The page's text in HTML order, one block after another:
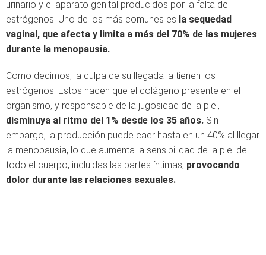
urinario y el aparato genital producidos por la falta de
estrógenos. Uno de los más comunes es la sequedad
vaginal, que afecta y limita a más del 70% de las mujeres
durante la menopausia.
Como decimos, la culpa de su llegada la tienen los
estrógenos. Estos hacen que el colágeno presente en el
organismo, y responsable de la jugosidad de la piel,
disminuya al ritmo del 1% desde los 35 años. Sin
embargo, la producción puede caer hasta en un 40% al llegar
la menopausia, lo que aumenta la sensibilidad de la piel de
todo el cuerpo, incluidas las partes íntimas, provocando
dolor durante las relaciones sexuales.